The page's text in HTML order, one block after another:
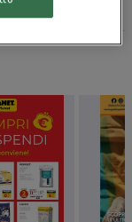
ZooPlanet